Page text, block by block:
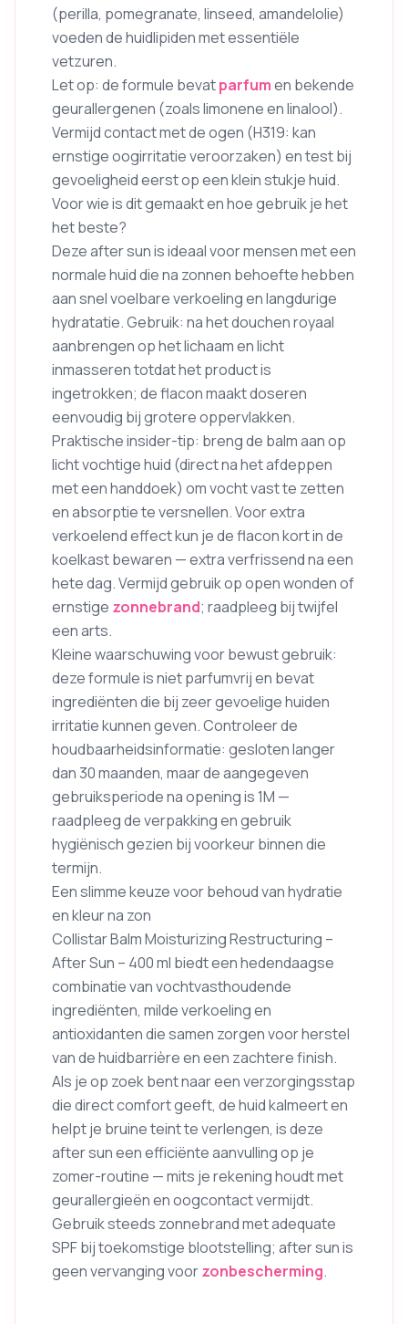
(perilla, pomegranate, linseed, amandelolie)
voeden de huidlipiden met essentiële
vetzuren.
Let op: de formule bevatparfumen bekende
geurallergenen (zoals limonene en linalool).
Vermijd contact met de ogen (H319: kan
ernstige oogirritatie veroorzaken) en test bij
gevoeligheid eerst op een klein stukje huid.
Voor wie is dit gemaakt en hoe gebruik je het
het beste?
Deze after sun is ideaal voor mensen met een
normale huid die na zonnen behoefte hebben
aan snel voelbare verkoeling en langdurige
hydratatie. Gebruik: na het douchen royaal
aanbrengen op het lichaam en licht
inmasseren totdat het product is
ingetrokken; de flacon maakt doseren
eenvoudig bij grotere oppervlakken.
Praktische insider-tip: breng de balm aan op
licht vochtige huid (direct na het afdeppen
met een handdoek) om vocht vast te zetten
en absorptie te versnellen. Voor extra
verkoelend effect kun je de flacon kort in de
koelkast bewaren — extra verfrissend na een
hete dag. Vermijd gebruik op open wonden of
ernstige zonnebrand; raadpleeg bij twijfel
een arts.
Kleine waarschuwing voor bewust gebruik:
deze formule is niet parfumvrij en bevat
ingrediënten die bij zeer gevoelige huiden
irritatie kunnen geven. Controleer de
houdbaarheidsinformatie: gesloten langer
dan 30 maanden, maar de aangegeven
gebruiksperiode na opening is 1M —
raadpleeg de verpakking en gebruik
hygiënisch gezien bij voorkeur binnen die
termijn.
Een slimme keuze voor behoud van hydratie
en kleur na zon
Collistar Balm Moisturizing Restructuring –
After Sun – 400 ml biedt een hedendaagse
combinatie van vochtvasthoudende
ingrediënten, milde verkoeling en
antioxidanten die samen zorgen voor herstel
van de huidbarrière en een zachtere finish.
Als je op zoek bent naar een verzorgingsstap
die direct comfort geeft, de huid kalmeert en
helpt je bruine teint te verlengen, is deze
after sun een efficiënte aanvulling op je
zomer-routine — mits je rekening houdt met
geurallergieën en oogcontact vermijdt.
Gebruik steeds zonnebrand met adequate
SPF bij toekomstige blootstelling; after sun is
geen vervanging voorzonbescherming.